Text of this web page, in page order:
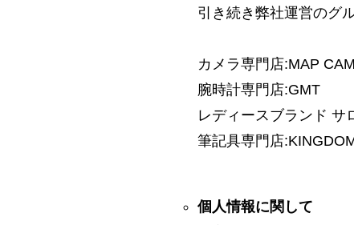
引き続き弊社運営のグ
カメラ専門店:MAP
腕時計専門店:GMT
レディースブランド サ
筆記具専門店
個人情報に関して